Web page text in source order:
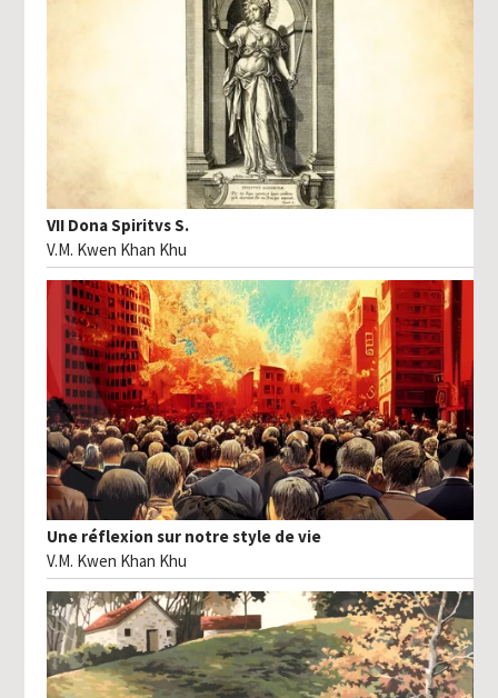
VII Dona Spiritvs S.
V.M. Kwen Khan Khu
Une réflexion sur notre style de vie
V.M. Kwen Khan Khu